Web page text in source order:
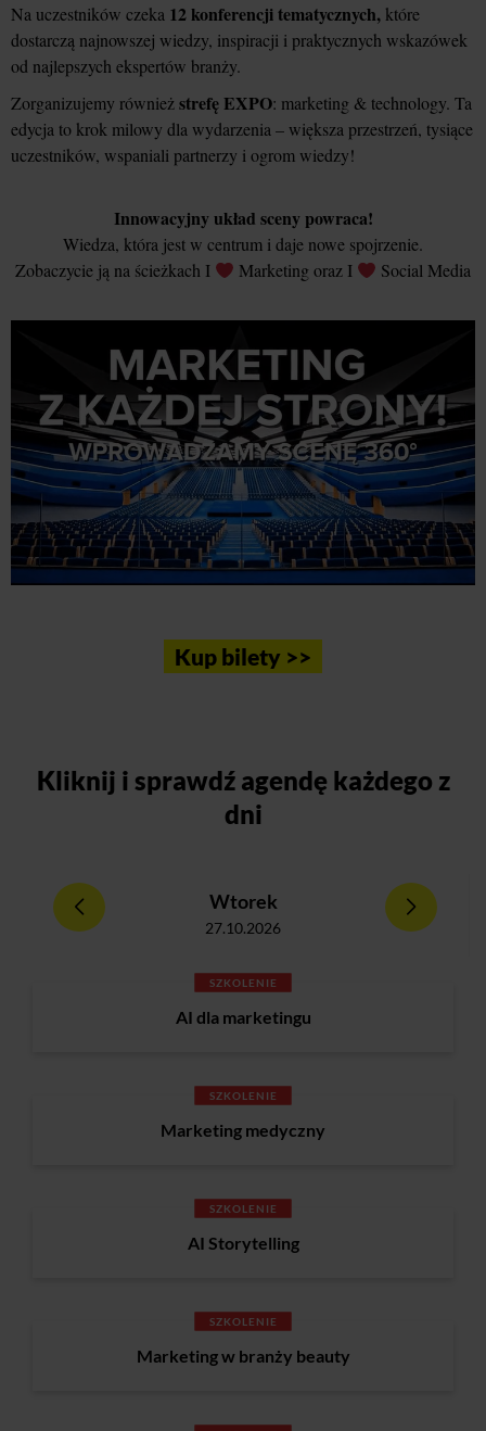
Na uczestników czeka 12 konferencji tematycznych, które
dostarczą najnowszej wiedzy, inspiracji i praktycznych wskazówek
od najlepszych ekspertów branży.
Zorganizujemy równieżstrefę EXPO: marketing & technology. Ta
edycja to krok milowy dla wydarzenia – większa przestrzeń, tysiące
uczestników, wspaniali partnerzy i ogrom wiedzy!
Innowacyjny układ sceny powraca!
Wiedza, która jest w centrum i daje nowe spojrzenie.
Zobaczycie ją na ścieżkach I
Marketing oraz I Social Media
Kup bilety >>
Kliknij i sprawdź agendę każdego z
dni
Wtorek
27.10.2026
SZKOLENIE
AI dla marketingu
SZKOLENIE
Marketing medyczny
SZKOLENIE
AI Storytelling
SZKOLENIE
Marketing w branży beauty